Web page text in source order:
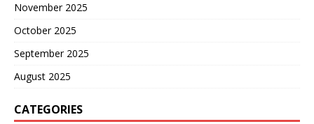
November 2025
October 2025
September 2025
August 2025
CATEGORIES